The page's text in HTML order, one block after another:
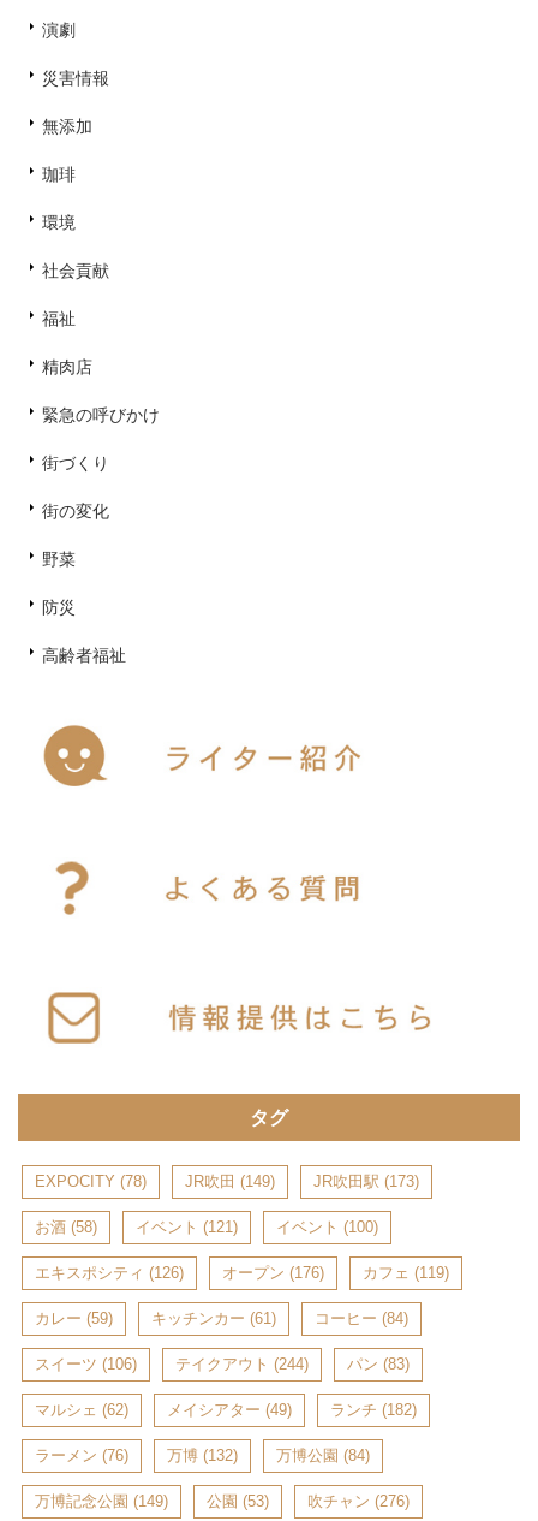
演劇
災害情報
無添加
珈琲
環境
社会貢献
福祉
精肉店
緊急の呼びかけ
街づくり
街の変化
野菜
防災
高齢者福祉
タグ
EXPOCITY (78) JR吹田 (149) JR吹田駅 (173)
お酒 (58) イベント (121) イベント (100)
エキスポシティ (126) オープン (176) カフェ (119)
カレー (59) キッチンカー (61) コーヒー (84)
スイーツ (106) テイクアウト (244) パン (83)
マルシェ (62) メイシアター (49) ランチ (182)
ラーメン (76) 万博 (132) 万博公園 (84)
万博記念公園 (149) 公園 (53) 吹チャン (276)